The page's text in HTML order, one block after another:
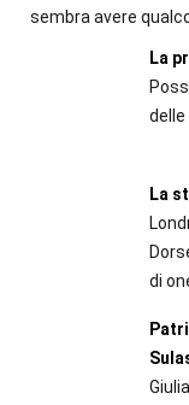
sembra avere
La
La
di